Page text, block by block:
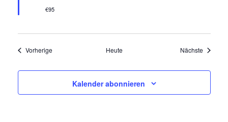
€95
VorherigeVeranstaltungen Heute Nächste
Kalender abonnieren